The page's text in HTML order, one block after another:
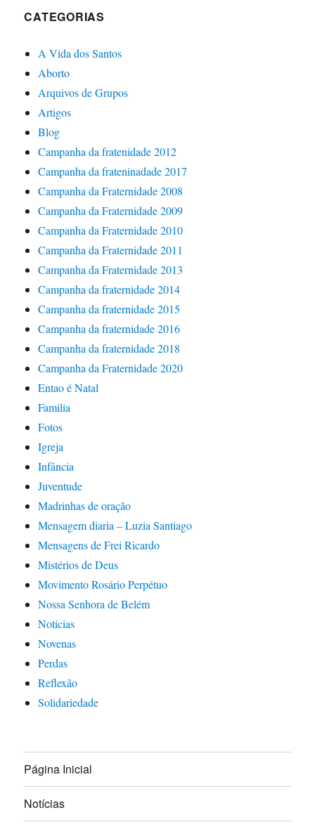
CATEGORIAS
A Vida dos Santos
Aborto
Arquivos de Grupos
Artigos
Blog
Campanha da fratenidade 2012
Campanha da frateninadade 2017
Campanha da Fraternidade 2008
Campanha da Fraternidade 2009
Campanha da Fraternidade 2010
Campanha da Fraternidade 2011
Campanha da Fraternidade 2013
Campanha da fraternidade 2014
Campanha da fraternidade 2015
Campanha da fraternidade 2016
Campanha da fraternidade 2018
Campanha da Fraternidade 2020
Entao é Natal
Familia
Fotos
Igreja
Infância
Juventude
Madrinhas de oração
Mensagem diaria – Luzia Santiago
Mensagens de Frei Ricardo
Mistérios de Deus
Movimento Rosário Perpétuo
Nossa Senhora de Belém
Notícias
Novenas
Perdas
Reflexão
Solidariedade
Página Inicial
Notícias